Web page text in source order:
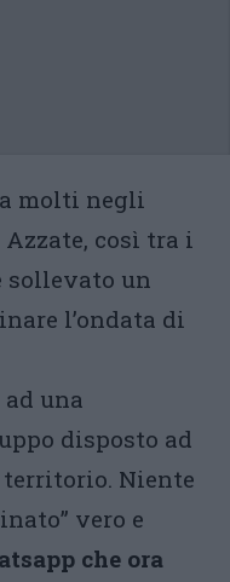
molti negli
così tra i
sollevato un
l’ondata di
una
disposto ad
Niente
vero e
che ora